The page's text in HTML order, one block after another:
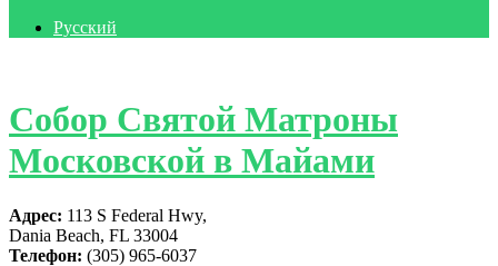
Русский
Собор Святой Матроны
Московской в Майами
Адрес: 113 S Federal Hwy,
Dania Beach, FL 33004
Телефон: (305) 965-6037